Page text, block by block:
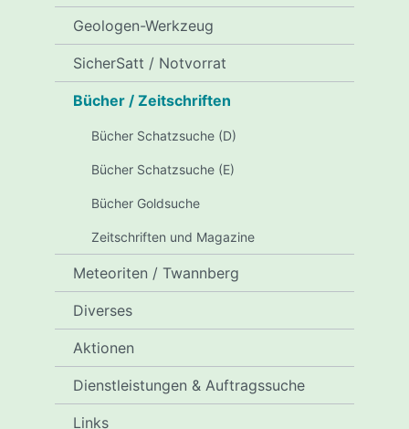
Geologen-Werkzeug
SicherSatt / Notvorrat
Bücher / Zeitschriften
Bücher Schatzsuche (D)
Bücher Schatzsuche (E)
Bücher Goldsuche
Zeitschriften und Magazine
Meteoriten / Twannberg
Diverses
Aktionen
Dienstleistungen & Auftragssuche
Links